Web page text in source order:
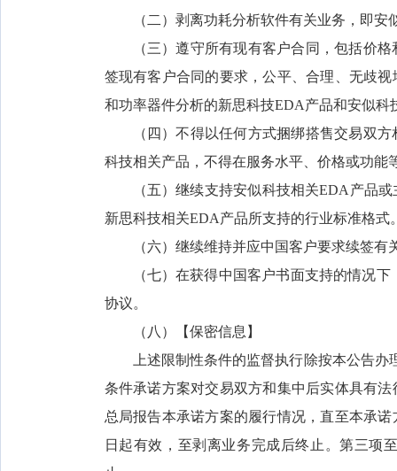
（二）剥离功耗分析软件有关业务，即
（三）遵守所有现有客户合同，包括价
签现有客户合同的要求，公平、合理、无歧
和功率器件分析的新思科技EDA产品和安似科
（四）不得以任何方式捆绑搭售交易双
科技相关产品，不得在服务水平、价格或功能
（五）继续支持安似科技相关EDA产品
新思科技相关EDA产品所支持的行业标准格式
（六）继续维持并应中国客户要求续签
（七）在获得中国客户书面支持的情况
协议。
（八）【保密信息】
上述限制性条件的监督执行除按本公告
条件承诺方案对交易双方和集中后实体具有
总局报告本承诺方案的履行情况，直至本承
日起有效，至剥离业务完成后终止。第三项